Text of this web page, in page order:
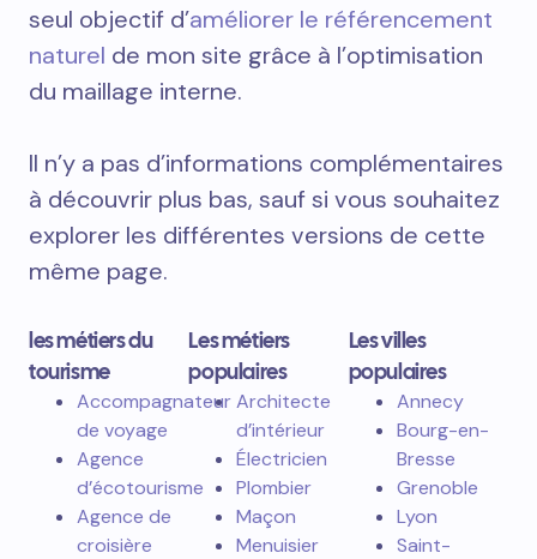
seul objectif d’améliorer le référencement
naturel de mon site grâce à l’optimisation
du maillage interne.
Il n’y a pas d’informations complémentaires
à découvrir plus bas, sauf si vous souhaitez
explorer les différentes versions de cette
même page.
les métiers du
tourisme
Accompagnateur
de voyage
Agence
d’écotourisme
Agence de
croisière
Les métiers
populaires
Architecte
d’intérieur
Électricien
Plombier
Maçon
Menuisier
Les villes
populaires
Annecy
Bourg-en-
Bresse
Grenoble
Lyon
Saint-